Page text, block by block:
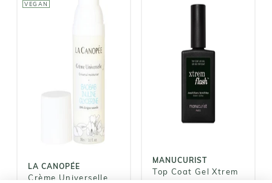
VEGAN
LA CANOPÉE
Crème Universelle
LA CANOPÉE
Crème
Universelle
26,00€
MANUCURIST
Top Coat Gel Xtrem
MANUCURIST
Top Coat Gel
Xtrem Flash
25,00€